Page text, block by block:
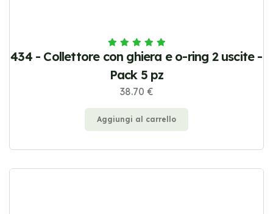
434 - Collettore con ghiera e o-ring 2 uscite -
Pack 5 pz
38.70 €
Aggiungi al carrello